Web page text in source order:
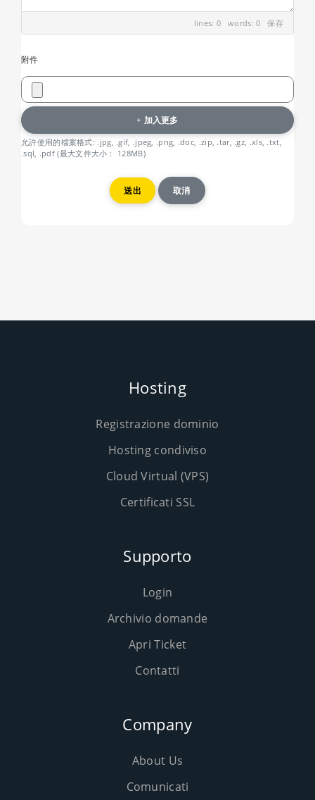
lines: 0 words: 0保存
附件
加入更多
允許使用的檔案格式: .jpg, .gif, .jpeg, .png, .doc, .zip, .tar, .gz, .xls, .txt,
.sql, .pdf (最大文件大小： 128MB)
取消
Hosting
Registrazione dominio
Hosting condiviso
Cloud Virtual (VPS)
Certificati SSL
Supporto
Login
Archivio domande
Apri Ticket
Contatti
Company
About Us
Comunicati